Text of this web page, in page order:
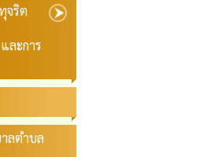
จริต
ละการ
ลตำบล